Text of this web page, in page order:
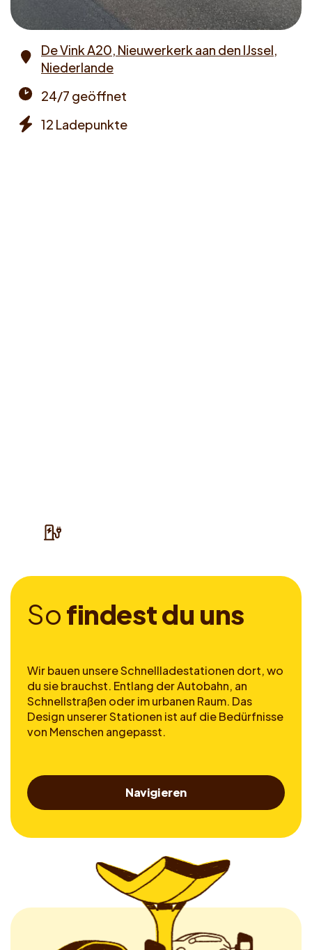
Address
De Vink A20, Nieuwerkerk aan den IJssel,
Niederlande
times
24/7 geöffnet
12 Ladepunkte
Sofindestdu uns
Wir bauen unsere Schnellladestationen dort, wo
du sie brauchst. Entlang der Autobahn, an
Schnellstraßen oder im urbanen Raum. Das
Design unserer Stationen ist auf die Bedürfnisse
von Menschen angepasst.
Navigieren